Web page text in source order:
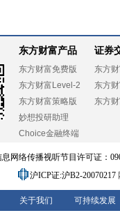
东方财富产品
东方财富免费版
东方财富Level-2
东方财富策略版
妙想投研助理
Choice金融终端
证券
东方
东方
东方
息网络传播视听节目许可证：
沪ICP证:沪B2-20070217
关于我们 可持续发展